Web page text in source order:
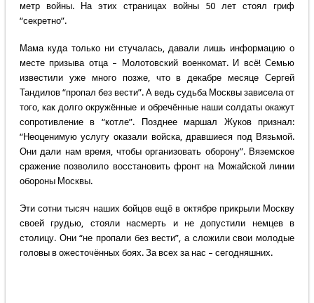
метр войны. На этих страницах войны 50 лет стоял гриф
“секретно”.
Мама куда только ни стучалась, давали лишь информацию о
месте призыва отца – Молотовский военкомат. И всё! Семью
известили уже много позже, что в декабре месяце Сергей
Тандилов “пропал без вести”. А ведь судьба Москвы зависела от
того, как долго окружённые и обречённые наши солдаты окажут
сопротивление в “котле”. Позднее маршал Жуков признал:
“Неоценимую услугу оказали войска, дравшиеся под Вязьмой.
Они дали нам время, чтобы организовать оборону”. Вяземское
сражение позволило восстановить фронт на Можайской линии
обороны Москвы.
Эти сотни тысяч наших бойцов ещё в октябре прикрыли Москву
своей грудью, стояли насмерть и не допустили немцев в
столицу. Они “не пропали без вести”, а сложили свои молодые
головы в ожесточённых боях. За всех за нас – сегодняшних.